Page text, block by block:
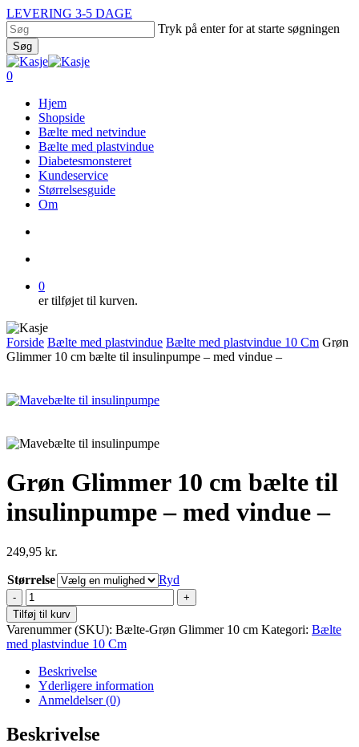
Skip
to
main
content
LEVERING 3-5 DAGE
Tryk på enter for at starte søgningen
Søg
Close
Search
search
account
0
Hjem
Shopside
Bælte med netvindue
Bælte med plastvindue
Diabetesmonsteret
Kundeservice
Størrelsesguide
Om
0
er tilføjet til kurven.
Forside Bælte med plastvindue Bælte med plastvindue 10 Cm Grøn
Glimmer 10 cm bælte til insulinpumpe – med vindue –
Grøn Glimmer 10 cm bælte til
insulinpumpe – med vindue –
249,95 kr.
Størrelse
Ryd
Grøn
Glimmer
10
cm
bælte
til
insulinpumpe
-
med
vindue
-
Tilføj til kurv
Varenummer (SKU): Bælte-Grøn Glimmer 10 cm Kategori: Bælte
med plastvindue 10 Cm
Beskrivelse
Yderligere information
Anmeldelser (0)
Beskrivelse